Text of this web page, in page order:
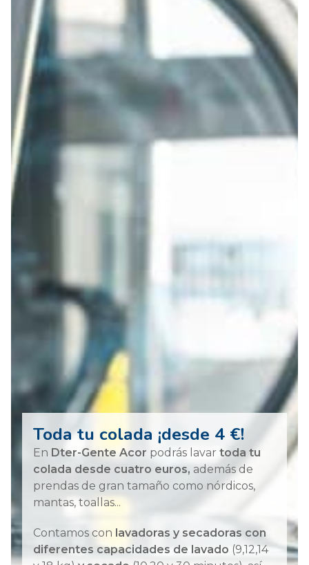
Toda tu colada ¡desde 4 €!
En Dter-Gente Acor podrás lavar toda tu
colada desde cuatro euros, además de
prendas de gran tamaño como nórdicos,
mantas, toallas...
Contamos con lavadoras y secadoras con
diferentes capacidades de lavado (9,12,14